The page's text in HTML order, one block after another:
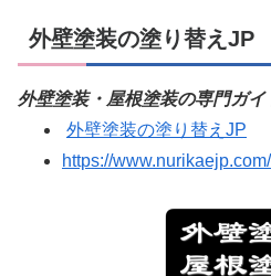
外壁塗装の塗り替えJP
外壁塗装・屋根塗装の専門ガイ
外壁塗装の塗り替えJP
https://www.nurikaejp.com/